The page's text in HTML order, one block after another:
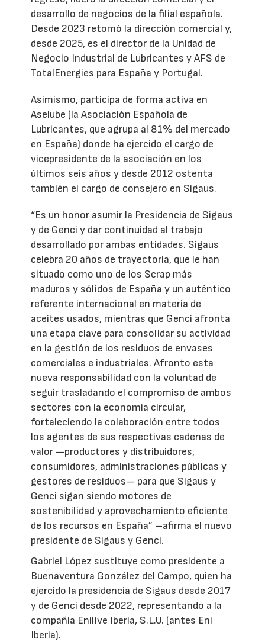
desarrollo de negocios de la filial española.
Desde 2023 retomó la dirección comercial y,
desde 2025, es el director de la Unidad de
Negocio Industrial de Lubricantes y AFS de
TotalEnergies para España y Portugal.
Asimismo, participa de forma activa en
Aselube (la Asociación Española de
Lubricantes, que agrupa al 81% del mercado
en España) donde ha ejercido el cargo de
vicepresidente de la asociación en los
últimos seis años y desde 2012 ostenta
también el cargo de consejero en Sigaus.
“Es un honor asumir la Presidencia de Sigaus
y de Genci y dar continuidad al trabajo
desarrollado por ambas entidades. Sigaus
celebra 20 años de trayectoria, que le han
situado como uno de los Scrap más
maduros y sólidos de España y un auténtico
referente internacional en materia de
aceites usados, mientras que Genci afronta
una etapa clave para consolidar su actividad
en la gestión de los residuos de envases
comerciales e industriales. Afronto esta
nueva responsabilidad con la voluntad de
seguir trasladando el compromiso de ambos
sectores con la economía circular,
fortaleciendo la colaboración entre todos
los agentes de sus respectivas cadenas de
valor —productores y distribuidores,
consumidores, administraciones públicas y
gestores de residuos— para que Sigaus y
Genci sigan siendo motores de
sostenibilidad y aprovechamiento eficiente
de los recursos en España” –afirma el nuevo
presidente de Sigaus y Genci.
Gabriel López sustituye como presidente a
Buenaventura González del Campo, quien ha
ejercido la presidencia de Sigaus desde 2017
y de Genci desde 2022, representando a la
compañía Enilive Iberia, S.L.U. (antes Eni
Iberia).